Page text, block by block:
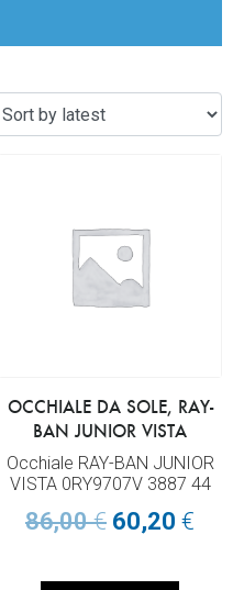
OCCHIALE DA SOLE, RAY-
BAN JUNIOR VISTA
Occhiale RAY-BAN JUNIOR
VISTA 0RY9707V 3887 44
86,00€ 60,20 €